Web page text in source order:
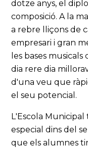
dotze anys, el
composició. A la
a rebre lliçons de
empresari i gran
les bases
dia rere dia
d'una veu que
el seu potencial.
L'Escola
especial dins del
que els alumnes